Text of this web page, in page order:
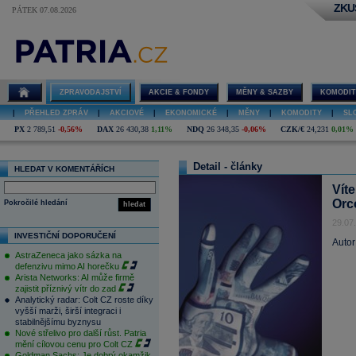
PÁTEK 07.08.2026
ZPRAVODAJSTVÍ AKCIE & FONDY MĚNY & SAZBY
PŘEHLED ZPRÁV AKCIOVÉ EKONOMICKÉ MĚNY KOMODITY
PX 2 789,51 -0,56% DAX 26 430,38 1,11% NDQ 26 348,35 -0,06% CZK/€ 24,231 0,01%
HLEDAT V KOMENTÁŘÍCH
hledat
Pokročilé hledání
INVESTIČNÍ DOPORUČENÍ
AstraZeneca jako sázka na
defenzivu mimo AI horečku
Arista Networks: AI může firmě
zajistit příznivý vítr do zad
Analytický radar: Colt CZ roste díky
vyšší marži, širší integraci i
stabilnějšímu byznysu
Nové střelivo pro další růst. Patria
mění cílovou cenu pro Colt CZ
Detail - články